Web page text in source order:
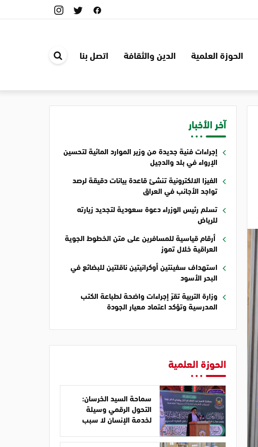
الحوزة العلمية الدين والثقافة اتصل بنا
الموقع
آخر الأخبار
إجراءات فنية جديدة من وزير الموارد المائية لتحسين
الإرواء في بلد والدجيل
الفيزا الالكترونية تنشئ قاعدة بيانات دقيقة لرصد
تواجد الأجانب في العراق
تسلم رئيس الوزراء دعوة سعودية لتجديد زيارته
للرياض
أرقام قياسية للمسافرين على متن الخطوط الجوية
العراقية خلال تموز
استهداف سفينتين أوكرانيتين ناقلتين للبضائع في
البحر الأسود
وزارة التربية تقرّ إجراءات واضحة لطباعة الكتب
المدرسية وتؤكد اعتماد معيار الجودة
الحوزة العلمية
سماحة السيد الخرسان:
التحول الرقمي وسيلة
لخدمة الإنسان لا سبب